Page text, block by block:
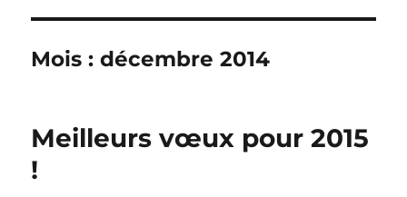
Mois :décembre 2014
Meilleurs vœux pour 2015
!